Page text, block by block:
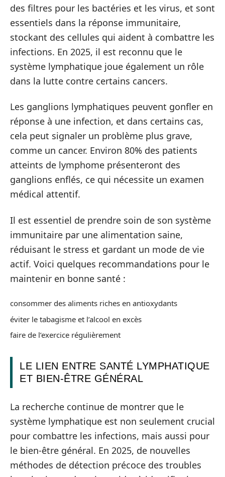
des filtres pour les bactéries et les virus, et sont
essentiels dans la réponse immunitaire,
stockant des cellules qui aident à combattre les
infections. En 2025, il est reconnu que le
système lymphatique joue également un rôle
dans la lutte contre certains cancers.
Les ganglions lymphatiques peuvent gonfler en
réponse à une infection, et dans certains cas,
cela peut signaler un problème plus grave,
comme un cancer. Environ 80% des patients
atteints de lymphome présenteront des
ganglions enflés, ce qui nécessite un examen
médical attentif.
Il est essentiel de prendre soin de son système
immunitaire par une alimentation saine,
réduisant le stress et gardant un mode de vie
actif. Voici quelques recommandations pour le
maintenir en bonne santé :
consommer des aliments riches en antioxydants
éviter le tabagisme et l’alcool en excès
faire de l’exercice régulièrement
LE LIEN ENTRE SANTÉ LYMPHATIQUE
ET BIEN-ÊTRE GÉNÉRAL
La recherche continue de montrer que le
système lymphatique est non seulement crucial
pour combattre les infections, mais aussi pour
le bien-être général. En 2025, de nouvelles
méthodes de détection précoce des troubles